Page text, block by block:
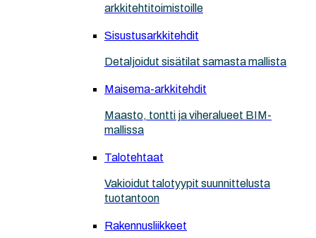
arkkitehtitoimistoille
Sisustusarkkitehdit
Detaljoidut sisätilat samasta mallista
Maisema-arkkitehdit
Maasto, tontti ja viheralueet BIM-
mallissa
Talotehtaat
Vakioidut talotyypit suunnittelusta
tuotantoon
Rakennusliikkeet